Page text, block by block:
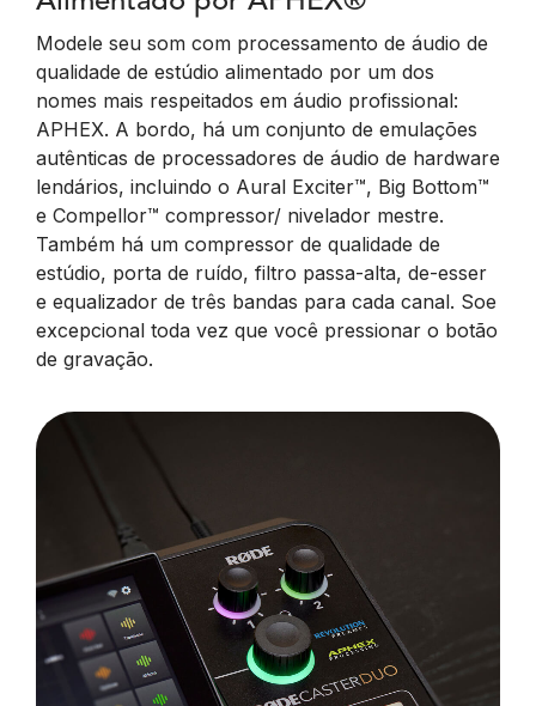
Modele seu som com processamento de áudio de
qualidade de estúdio alimentado por um dos
nomes mais respeitados em áudio profissional:
APHEX. A bordo, há um conjunto de emulações
autênticas de processadores de áudio de hardware
lendários, incluindo o Aural Exciter™, Big Bottom™
e Compellor™ compressor/ nivelador mestre.
Também há um compressor de qualidade de
estúdio, porta de ruído, filtro passa-alta, de-esser
e equalizador de três bandas para cada canal. Soe
excepcional toda vez que você pressionar o botão
de gravação.